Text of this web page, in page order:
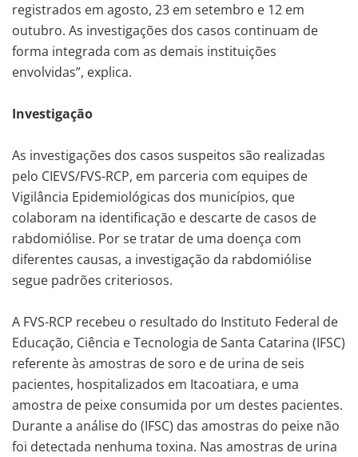
registrados em agosto, 23 em setembro e 12 em
outubro. As investigações dos casos continuam de
forma integrada com as demais instituições
envolvidas”, explica.
Investigação
As investigações dos casos suspeitos são realizadas
pelo CIEVS/FVS-RCP, em parceria com equipes de
Vigilância Epidemiológicas dos municípios, que
colaboram na identificação e descarte de casos de
rabdomiólise. Por se tratar de uma doença com
diferentes causas, a investigação da rabdomiólise
segue padrões criteriosos.
A FVS-RCP recebeu o resultado do Instituto Federal de
Educação, Ciência e Tecnologia de Santa Catarina (IFSC)
referente às amostras de soro e de urina de seis
pacientes, hospitalizados em Itacoatiara, e uma
amostra de peixe consumida por um destes pacientes.
Durante a análise do (IFSC) das amostras do peixe não
foi detectada nenhuma toxina. Nas amostras de urina